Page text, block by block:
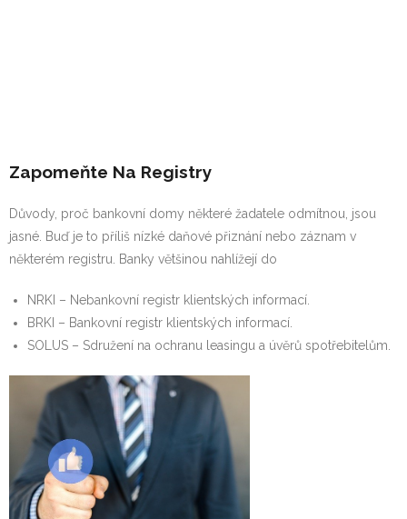
Zapomeňte Na Registry
Důvody, proč bankovní domy některé žadatele odmítnou, jsou
jasné. Buď je to příliš nízké daňové přiznání nebo záznam v
některém registru. Banky většinou nahlížejí do
NRKI – Nebankovní registr klientských informací.
BRKI – Bankovní registr klientských informací.
SOLUS – Sdružení na ochranu leasingu a úvěrů spotřebitelům.